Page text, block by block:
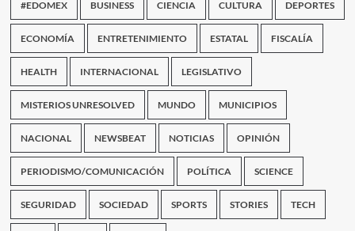
#EDOMEX BUSINESS CIENCIA CULTURA DEPORTES
ECONOMÍA ENTRETENIMIENTO ESTATAL FISCALÍA
HEALTH INTERNACIONAL LEGISLATIVO
MISTERIOS UNRESOLVED MUNDO MUNICIPIOS
NACIONAL NEWSBEAT NOTICIAS OPINIÓN
PERIODISMO/COMUNICACIÓN POLÍTICA SCIENCE
SEGURIDAD SOCIEDAD SPORTS STORIES TECH